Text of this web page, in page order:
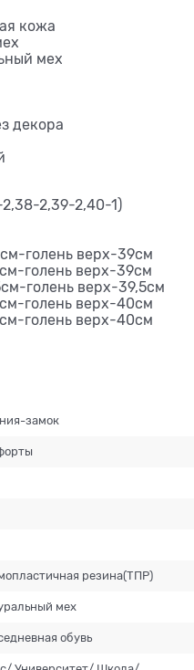
кожа
мех
декора
2,39-2,40-1)
голень верх-39см
голень верх-39см
голень верх-39,5см
голень верх-40см
голень верх-40см
замок
резина(ТПР)
мех
обувь